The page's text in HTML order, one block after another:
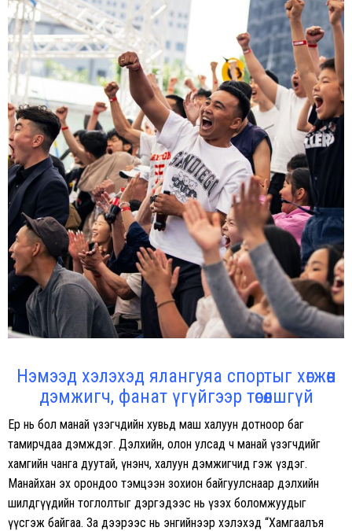
Нэмээд хэлэхэд ялангуяа спортыг хөгжөөн
дэмжигч, фанат үгүйгээр төсөөлшгүй
Ер нь бол манай үзэгчдийн хувьд маш халуун дотноор баг
тамирчдаа дэмждэг. Дэлхийн, олон улсад ч манай үзэгчдийг
хамгийн чанга дуутай, үнэнч, халуун дэмжигчид гэж үздэг.
Манайхан эх орондоо тэмцээн зохион байгуулснаар дэлхийн
шилдгүүдийн тоглолтыг дэргэдээс нь үзэх боломжуудыг
үүсгэж байгаа. За дээрээс нь энгийнээр хэлэхэд “Хамгаалъя